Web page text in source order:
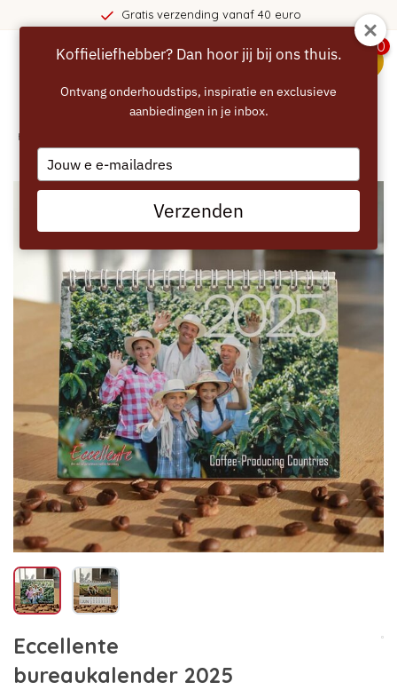
Gratis verzending vanaf 40 euro
0
Home
Eccellente
bureaukalender 2025
Koffieliefhebber? Dan hoor jij bij ons thuis.
Ontvang onderhoudstips, inspiratie en exclusieve
aanbiedingen in je inbox.
Type
your
email
Verzenden